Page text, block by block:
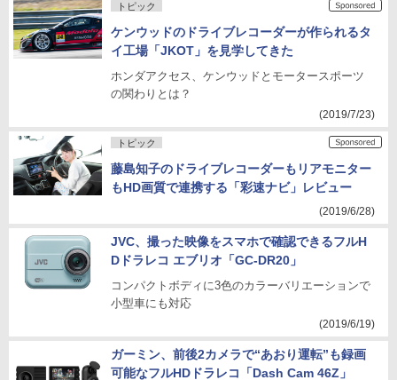
トピック
ケンウッドのドライブレコーダーが作られるタ
イ工場「JKOT」を見学してきた
ホンダアクセス、ケンウッドとモータースポーツ
の関わりとは？
(2019/7/23)
トピック
藤島知子のドライブレコーダーもリアモニター
もHD画質で連携する「彩速ナビ」レビュー
(2019/6/28)
JVC、撮った映像をスマホで確認できるフルH
Dドラレコ エブリオ「GC-DR20」
コンパクトボディに3色のカラーバリエーションで
小型車にも対応
(2019/6/19)
ガーミン、前後2カメラで“あおり運転”も録画
可能なフルHDドラレコ「Dash Cam 46Z」